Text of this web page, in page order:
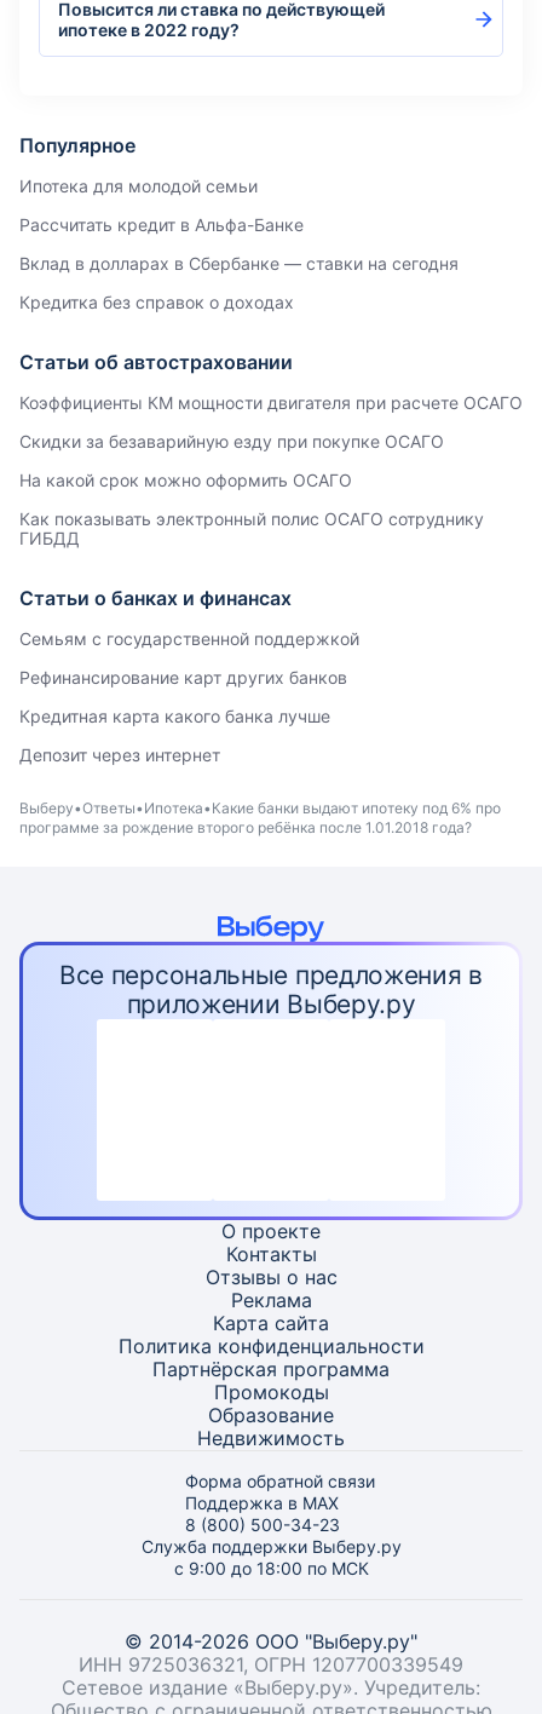
Повысится ли ставка по действующей
ипотеке в 2022 году?
Популярное
Ипотека для молодой семьи
Рассчитать кредит в Альфа-Банке
Вклад в долларах в Сбербанке — ставки на сегодня
Кредитка без справок о доходах
Статьи об автостраховании
Коэффициенты КМ мощности двигателя при расчете ОСАГО
Скидки за безаварийную езду при покупке ОСАГО
На какой срок можно оформить ОСАГО
Как показывать электронный полис ОСАГО сотруднику
ГИБДД
Статьи о банках и финансах
Семьям с государственной поддержкой
Рефинансирование карт других банков
Кредитная карта какого банка лучше
Депозит через интернет
Выберу Ответы Ипотека Какие банки выдают ипотеку под 6% про
программе за рождение второго ребёнка после 1.01.2018 года?
Все персональные предложения в
приложении Выберу.ру
О проекте
Контакты
Отзывы о нас
Реклама
Карта сайта
Политика конфиденциальности
Партнёрская программа
Промокоды
Образование
Недвижимость
Форма обратной связи
Поддержка в MAX
8 (800) 500-34-23
Служба поддержки Выберу.ру
с 9:00 до 18:00 по МСК
© 2014-2026 ООО "Выберу.ру"
ИНН 9725036321, ОГРН 1207700339549
Сетевое издание «Выберу.ру». Учредитель: